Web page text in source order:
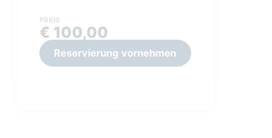
PREIS
€ 100,00
Reservierung vornehmen